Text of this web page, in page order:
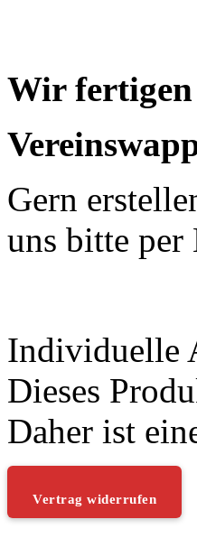
Wir fertigen
Gern
uns bitte
Individuelle
Dieses
Daher ist
Vertrag widerrufen